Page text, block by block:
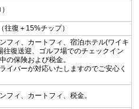
往復＋15%チップ）
フィ、カートフィ、宿泊ホテル(ワイキ
往復送迎、ゴルフ場でのチェックイン
の保険および税金。
イバーが対応いたしますのでご安心く
フィ、カートフィ、税金。